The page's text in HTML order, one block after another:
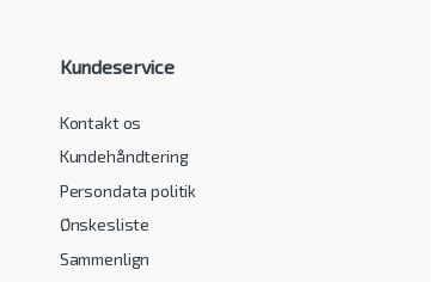
Kundeservice
Kontakt os
Kundehåndtering
Persondata politik
Ønskesliste
Sammenlign